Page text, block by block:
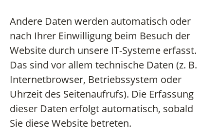
Andere Daten werden automatisch oder
nach Ihrer Einwilligung beim Besuch der
Website durch unsere IT-Systeme erfasst.
Das sind vor allem technische Daten (z. B.
Internetbrowser, Betriebssystem oder
Uhrzeit des Seitenaufrufs). Die Erfassung
dieser Daten erfolgt automatisch, sobald
Sie diese Website betreten.